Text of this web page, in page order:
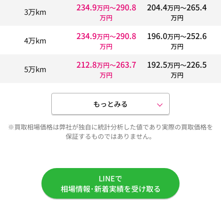
3万km 234.9万円〜290.8
万円
204.4万円〜265.4
万円
4万km 234.9万円〜290.8
万円
196.0万円〜252.6
万円
5万km 212.8万円〜263.7
万円
192.5万円〜226.5
万円
もっとみる
※買取相場価格は弊社が独自に統計分析した値であり実際の買取価格を
保証するものではありません。
LINEで
相場情報･新着実績を受け取る